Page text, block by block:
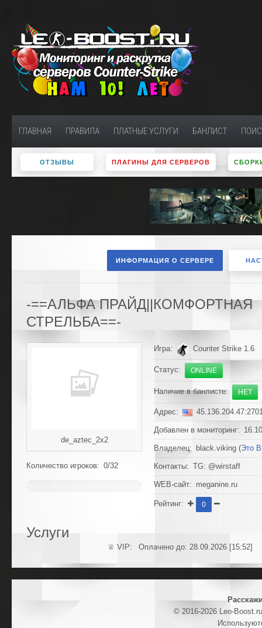
ГЛАВНАЯ ПРАВИЛА ПЛАТНЫЕ УСЛУГИ БАНЛИСТ
ОТЗЫВЫ ПЛАГИНЫ ДЛЯ СЕРВЕРОВ
ИНФОРМАЦИЯ О СЕРВЕРЕ
-==АЛЬФА ПРАЙД||КОМФОРТНАЯ
СТРЕЛЬБА==-
de_aztec_2x2
Количество игроков: 0/32
Игра: Counter Strike 1.6
Статус: ONLINE
Наличие в банлисте: НЕТ
Адрес:
Добавлен в мониторинг:
Владелец: black.viking (Это
Контакты: TG: @wirstaff
WEB-сайт: meganine.ru
Рейтинг: 0
Услуги
♕ VIP: Оплачено до: 28.09.2026 [15:52]
© 2016-2026 Leo-